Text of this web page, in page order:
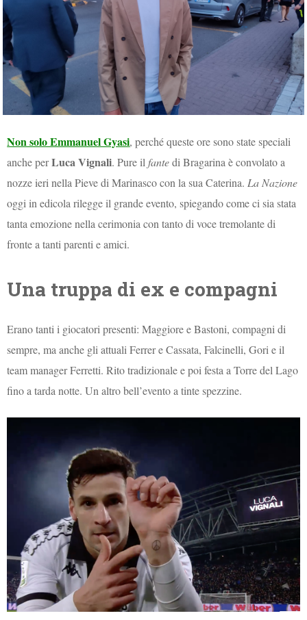
Non solo Emmanuel Gyasi, perché queste ore sono state speciali
anche perLuca Vignali. Pure ilfantedi Bragarina è convolato a
nozze ieri nella Pieve di Marinasco con la sua Caterina.La Nazione
oggi in edicola rilegge il grande evento, spiegando come ci sia stata
tanta emozione nella cerimonia con tanto di voce tremolante di
fronte a tanti parenti e amici.
Una truppa di ex e compagni
Erano tanti i giocatori presenti: Maggiore e Bastoni, compagni di
sempre, ma anche gli attuali Ferrer e Cassata, Falcinelli, Gori e il
team manager Ferretti. Rito tradizionale e poi festa a Torre del Lago
fino a tarda notte. Un altro bell’evento a tinte spezzine.